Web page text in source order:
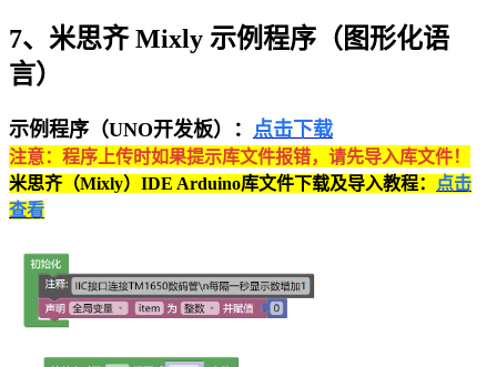
7、米思齐 Mixly 示例程序（图形化语
言）
示例程序（UNO开发板）： 点击下载
注意：程序上传时如果提示库文件报错，请先导入库文件！
米思齐（Mixly）IDE Arduino库文件下载及导入教程： 点击
查看